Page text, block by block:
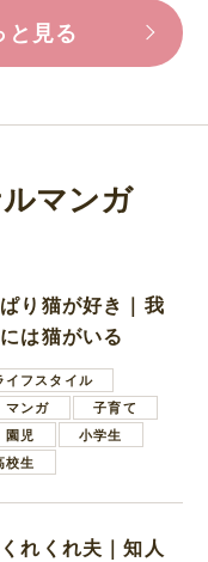
と見る
マンガ
ぱり猫が好き｜我
は猫がいる
イフスタイル
マンガ
子育て
園児
小学生
校生
れくれ夫｜知人